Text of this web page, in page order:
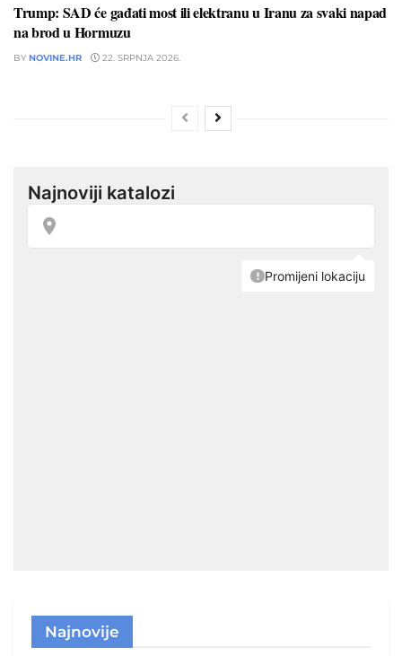
Trump: SAD će gađati most ili elektranu u Iranu za svaki napad
na brod u Hormuzu
BY NOVINE.HR 22. SRPNJA 2026.
Najnovije